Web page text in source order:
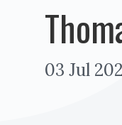
03 Jul